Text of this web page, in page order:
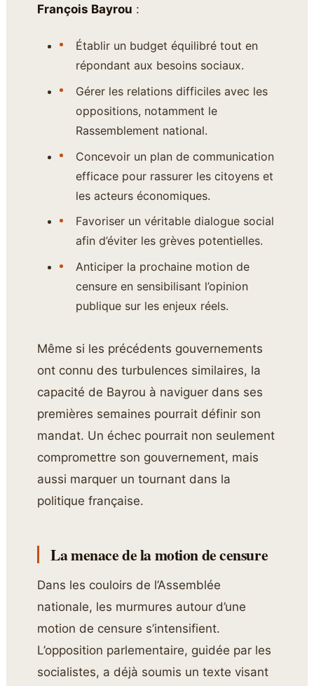
François Bayrou :
Établir un budget équilibré tout en
répondant aux besoins sociaux.
Gérer les relations difficiles avec les
oppositions, notamment le
Rassemblement national.
Concevoir un plan de communication
efficace pour rassurer les citoyens et
les acteurs économiques.
Favoriser un véritable dialogue social
afin d’éviter les grèves potentielles.
Anticiper la prochaine motion de
censure en sensibilisant l’opinion
publique sur les enjeux réels.
Même si les précédents gouvernements
ont connu des turbulences similaires, la
capacité de Bayrou à naviguer dans ses
premières semaines pourrait définir son
mandat. Un échec pourrait non seulement
compromettre son gouvernement, mais
aussi marquer un tournant dans la
politique française.
La menace de la motion de censure
Dans les couloirs de l’Assemblée
nationale, les murmures autour d’une
motion de censure s’intensifient.
L’opposition parlementaire, guidée par les
socialistes, a déjà soumis un texte visant